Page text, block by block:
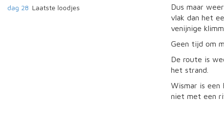
Dus maar
vlak dan het
venijnige
Geen tijd om
De route is
het strand.
Wismar is een
niet met een
dag 28 Laatste loodjes